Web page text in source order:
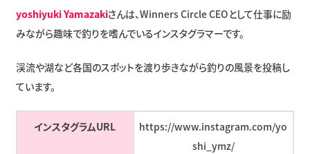
yoshiyuki Yamazakiさんは、Winners Circle CEOとして仕事に励
みながら趣味で釣りを嗜んでいるインスタグラマーです。
渓流や湖など各国のスポットを渡り歩きながら釣りの風景を投稿し
ています。
インスタグラムURL
https://www.instagram.com/yo
shi_ymz/